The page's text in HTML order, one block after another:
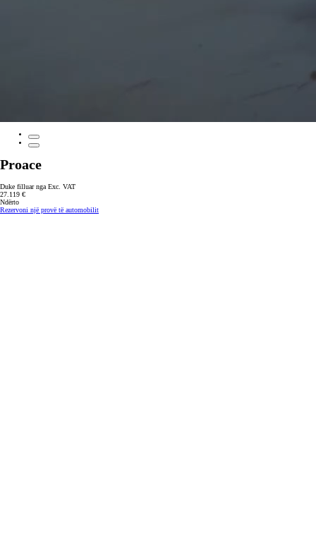
Proace
Duke filluar nga Exc. VAT
27.119 €
Ndërto
Rezervoni një provë të automobilit